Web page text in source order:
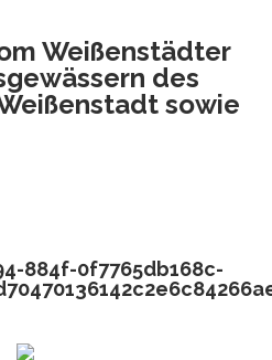
Weißenstädter
des
sowie
884f-0f7765db168c-